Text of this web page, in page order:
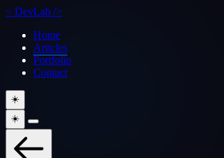
< DevLab />
Home
Articles
Portfolio
Contact
☀️
☀️